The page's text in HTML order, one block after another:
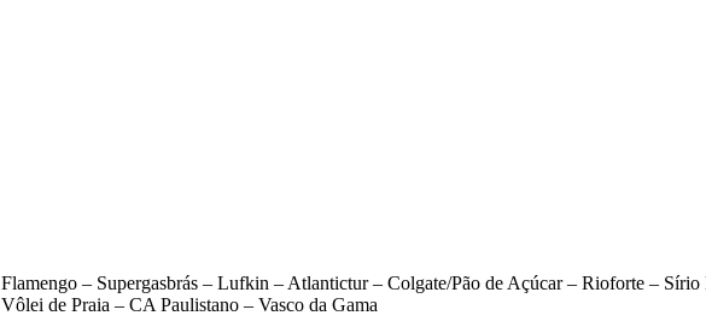
– Supergasbrás – Lufkin – Atlantictur – Colgate/Pão de Açúcar – Rioforte –
de Praia – CA Paulistano – Vasco da Gama